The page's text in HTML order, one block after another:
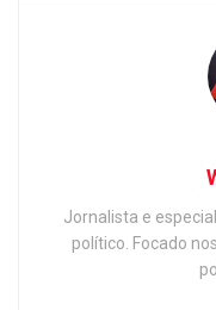
Jornalista e
político. Focado